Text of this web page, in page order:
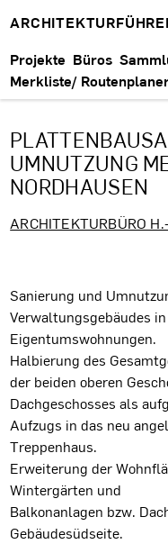
Projekte Büros
Merkliste/
UMNUTZUNG
NORDHAUSEN
ARCHITEKTURBÜRO
Sanierung und
Verwaltungsgebäudes
Eigentumswohnungen.
Halbierung des
der beiden oberen
Dachgeschosses als
Aufzugs in das neu
Treppenhaus.
Erweiterung der
Wintergärten und
Balkonanlagen bzw.
Gebäudesüdseite.